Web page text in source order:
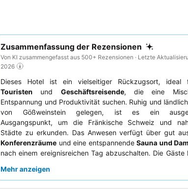
Zusammenfassung der Rezensionen
Von KI zusammengefasst aus 500+ Rezensionen · Letzte
2026
Dieses Hotel ist ein vielseitiger Rückzugsort, ideal
Touristen und Geschäftsreisende, die eine
Entspannung und Produktivität suchen. Ruhig und
von Gößweinstein gelegen, ist es ein
Ausgangspunkt, um die Fränkische Schweiz und
Städte zu erkunden. Das Anwesen verfügt über gut
Konferenzräume und eine entspannendeSauna und
nach einem ereignisreichen Tag abzuschalten. Die Gäste
Angebot, insbesondere das reichhaltige und
Mehr anzeigen